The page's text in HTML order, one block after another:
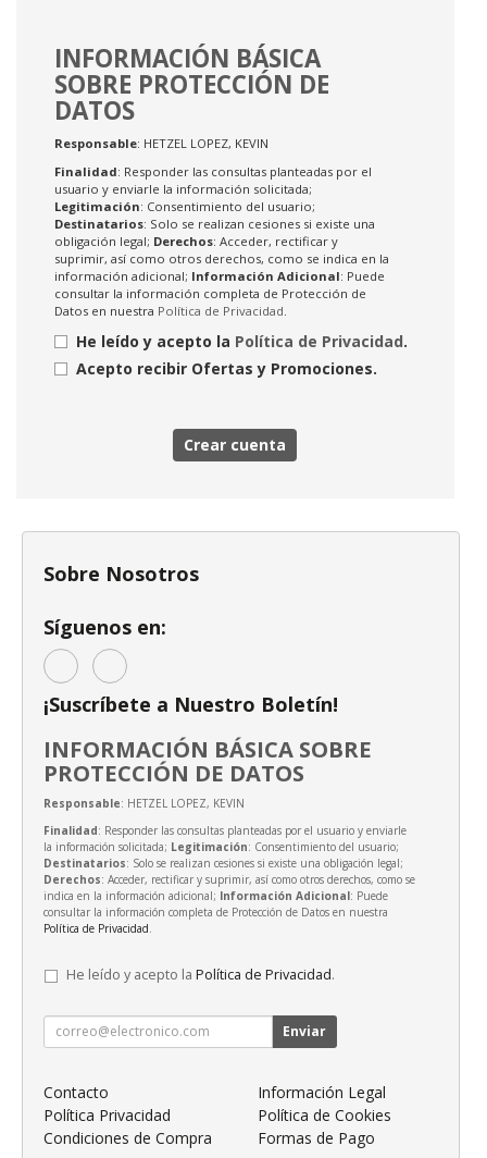
INFORMACIÓN BÁSICA
SOBRE PROTECCIÓN DE
DATOS
Responsable: HETZEL LOPEZ, KEVIN
Finalidad: Responder las consultas planteadas por el
usuario y enviarle la información solicitada;
Legitimación: Consentimiento del usuario;
Destinatarios: Solo se realizan cesiones si existe una
obligación legal; Derechos: Acceder, rectificar y
suprimir, así como otros derechos, como se indica en la
información adicional; Información Adicional: Puede
consultar la información completa de Protección de
Datos en nuestra Política de Privacidad
He leído y acepto la Política de Privacidad.
Acepto recibir Ofertas y Promociones.
Crear cuenta
Sobre Nosotros
Síguenos en:
¡Suscríbete a Nuestro Boletín!
INFORMACIÓN BÁSICA SOBRE
PROTECCIÓN DE DATOS
Responsable: HETZEL LOPEZ, KEVIN
Finalidad: Responder las consultas planteadas por el usuario y enviarle
la información solicitada; Legitimación: Consentimiento del usuario;
Destinatarios: Solo se realizan cesiones si existe una obligación legal;
Derechos: Acceder, rectificar y suprimir, así como otros derechos, como se
indica en la información adicional; Información Adicional: Puede
consultar la información completa de Protección de Datos en nuestra
Política de Privacidad
He leído y acepto la Política de Privacidad.
Enviar
Contacto
Información Legal
Política Privacidad
Política de Cookies
Condiciones de Compra
Formas de Pago